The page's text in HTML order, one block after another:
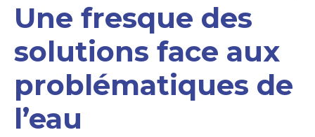
Une fresque des
solutions face aux
problématiques de
l’eau